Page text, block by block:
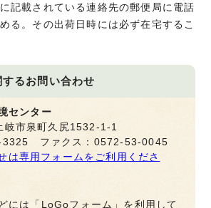
記載されている連絡先の郵便局に電話
る。その出荷日時には必ず在宅するこ
るお問い合わせ
センター
市泉町久尻1532-1-1
3325 ファクス：0572-53-0045
は専用フォームをご利用くださ
には「LoGoフォーム」を利用して